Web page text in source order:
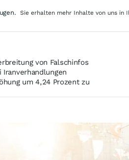
von Falschinfos
um 4,24 Prozent zu
Sie erhalten mehr Inhalte von uns in